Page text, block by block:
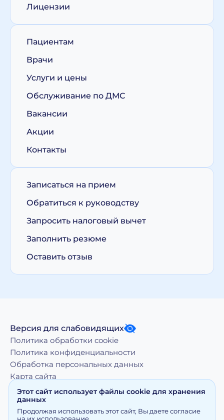
Лицензии
Пациентам
Врачи
Услуги и цены
Обслуживание по ДМС
Вакансии
Акции
Контакты
Записаться на прием
Обратиться к руководству
Запросить налоговый вычет
Заполнить резюме
Оставить отзыв
Версия для слабовидящих
Политика обработки cookie
Политика конфиденциальности
Обработка персональных данных
Карта сайта
использование материалов, размещенных на moy-
Этот сайт использует файлы cookie для хранения
данных
Продолжая использовать этот сайт, Вы даете согласие